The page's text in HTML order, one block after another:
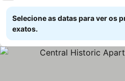
Selecione as datas para ver os
exatos.